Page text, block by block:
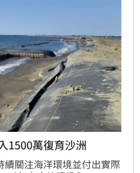
1500萬復育沙洲
關注海洋環境並付出實際